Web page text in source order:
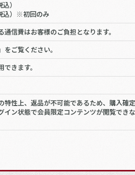
）
込）※初回のみ
通信費はお客様のご負担となります。
」をご覧ください。
きます。
特性上、返品が不可能であるため、購入確
イン状態で会員限定コンテンツが閲覧できな